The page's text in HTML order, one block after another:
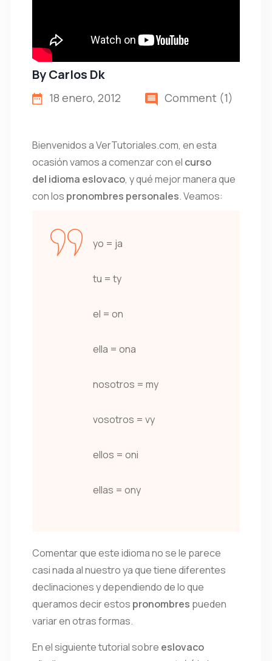
ByCarlos Dk
18 enero, 2012 Comment (1)
Bienvenidos a VerTutoriales.com, en esta
ocasión vamos a comenzar con el curso
del idioma eslovaco, y qué mejor manera que
con los pronombres personales. Veamos:
yo = ja
tu = ty
el = on
ella = ona
nosotros = my
vosotros = vy
ellos = oni
ellas = ony
Comentar que este idioma no se le parece
casi nada al nuestro ya que tiene diferentes
declinaciones y dependiendo de lo que
queramos decir estos pronombres pueden
variar en otras formas.
En el siguiente tutorial sobre eslovaco